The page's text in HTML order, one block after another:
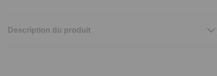
Description du produit